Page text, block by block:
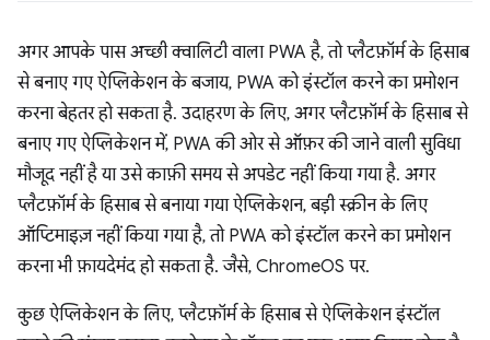
अगर आपके पास अच्छी क्वालिटी वाला PWA है, तो प्लैटफ़ॉर्म के हिसाब
से बनाए गए ऐप्लिकेशन के बजाय, PWA को इंस्टॉल करने का प्रमोशन
करना बेहतर हो सकता है. उदाहरण के लिए, अगर प्लैटफ़ॉर्म के हिसाब से
बनाए गए ऐप्लिकेशन में, PWA की ओर से ऑफ़र की जाने वाली सुविधा
मौजूद नहीं है या उसे काफ़ी समय से अपडेट नहीं किया गया है. अगर
प्लैटफ़ॉर्म के हिसाब से बनाया गया ऐप्लिकेशन, बड़ी स्क्रीन के लिए
ऑप्टिमाइज़ नहीं किया गया है, तो PWA को इंस्टॉल करने का प्रमोशन
करना भी फ़ायदेमंद हो सकता है. जैसे, ChromeOS पर.
कुछ ऐप्लिकेशन के लिए, प्लैटफ़ॉर्म के हिसाब से ऐप्लिकेशन इंस्टॉल